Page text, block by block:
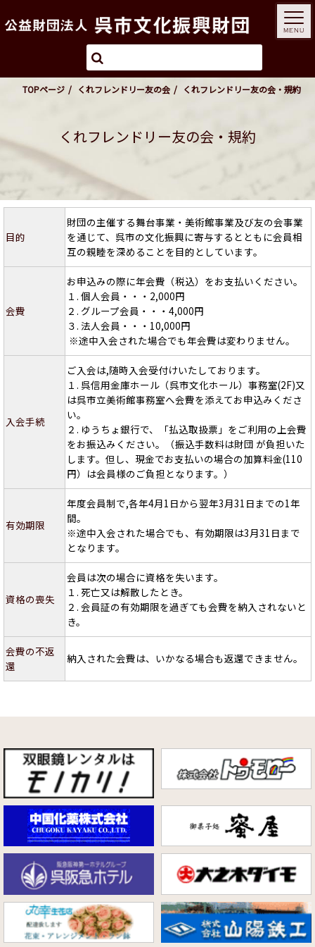
TOPページ くれフレンドリー友の会 くれフレンドリー友の会・規約
くれフレンドリー友の会・規約
目的
財団の主催する舞台事業・美術館事業及び友の会事業
を通じて、呉市の文化振興に寄与するとともに会員相
互の親睦を深めることを目的としています。
会費
お申込みの際に年会費（税込）をお支払いください。
１. 個人会員・・・2,000円
２. グループ会員・・・4,000円
３. 法人会員・・・10,000円
※途中入会された場合でも年会費は変わりません。
入会手続
ご入会は,随時入会受付けいたしております。
１. 呉信用金庫ホール（呉市文化ホール）事務室(2F)又
は呉市立美術館事務室へ会費を添えてお申込みくださ
い。
２. ゆうちょ銀行で、「払込取扱票」をご利用の上会費
をお振込みください。（振込手数料は財団 が負担いた
します。但し、現金でお支払いの場合の加算料金(110
円）は会員様のご負担となります。）
有効期限
年度会員制で,各年4月1日から翌年3月31日までの1年
間。
※途中入会された場合でも、有効期限は3月31日まで
となります。
資格の喪失
会員は次の場合に資格を失います。
１. 死亡又は解散したとき。
２. 会員証の有効期限を過ぎても会費を納入されないと
き。
会費の不返
還
納入された会費は、いかなる場合も返還できません。
MENU